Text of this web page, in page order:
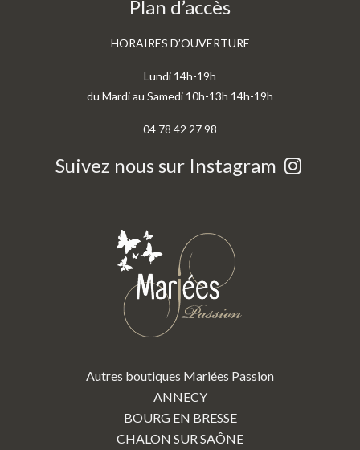
Plan d’accès
HORAIRES D’OUVERTURE
Lundi 14h-19h
du Mardi au Samedi 10h-13h 14h-19h
04 78 42 27 98
Suivez nous sur Instagram
Autres boutiques Mariées Passion
ANNECY
BOURG EN BRESSE
CHALON SUR SAÔNE